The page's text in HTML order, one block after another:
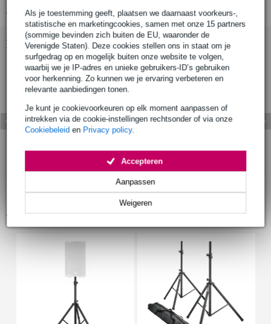
Als je toestemming geeft, plaatsen we daarnaast voorkeurs-,
statistische en marketingcookies, samen met onze 15 partners
(sommige bevinden zich buiten de EU, waaronder de
Verenigde Staten). Deze cookies stellen ons in staat om je
surfgedrag op en mogelijk buiten onze website te volgen,
waarbij we je IP-adres en unieke gebruikers-ID’s gebruiken
voor herkenning. Zo kunnen we je ervaring verbeteren en
relevante aanbiedingen tonen.
Je kunt je cookievoorkeuren op elk moment aanpassen of
intrekken via de cookie-instellingen rechtsonder of via onze
Cookiebeleid en Privacy policy.
Weigeren
Aanpassen
Accepteren
Bekijk alle productspecificaties
Bekijk ook eens (1)
Accessoires (16)